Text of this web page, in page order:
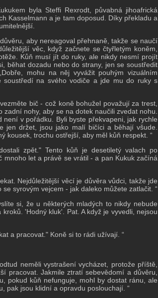
byla Steffi Rexrodt, půvabná jihoafrická
Kasselmann a je tam doposud. Díky překladu a
aby nereagoval přehnaně, takže se naučí
věc, když začnete se čtyřletým koněm,
Kůň musí jít do ruky, ale nikdy nesmí projít
běhat dozadu nebo do strany, jen se soustředit
mohu na něj vyvážit pouhým vizuálním
soustředí na svého vodiče a jde mu do ruky s
bič - což koně bohužel považují za trest,
nohy, aby se na dotek naučili zvedat nohu.
v pořádku. Byli byste překvapeni, jak rychle
jen držet, jsou jako malí bičíci a běhají všude.
kousek, trochu ostřejší, aby měl kůň respekt. “
zpět."Tento kůň je desetiletý valach po
let a právě se vrátil - a pan Kukuk začíná
Nejdůležitější věcí je důvěra vůdci, takže jde
syrovým vejcem - jak daleko můžete zatlačit. “
si, že u některých mladých to nikdy nebude
kroků.'Hodný kluk'. Pat. A když je vyvedli, nejsou
a pracovat." Koně si to rádi užívají. “
neměli vystrašení vycházet, protože příště,
pracovat. Jakmile ztratí sebevědomí a důvěru,
pokud kůň nefunguje, mohl by dostat ránu, ale
pak jsou klidní a opravdu poslouchají. “